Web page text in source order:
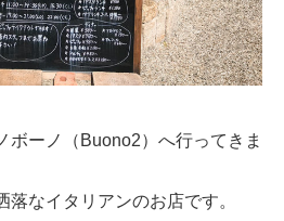
ボーノ（Buono2）へ行ってきま
落なイタリアンのお店です。